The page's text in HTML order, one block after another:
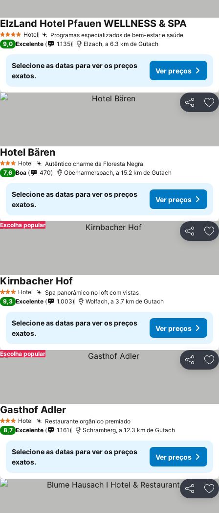
4 EstrelasHotel Programas especializados de bem-estar e saúde
ElzLand Hotel Pfauen WELLNESS & SPA
9,0 Excelente 1.135 Elzach, a 6.3 km de Gutach
Selecione as datas para ver os preços
exatos.
Ver preços
Partilhar
3 EstrelasHotel Autêntico charme da Floresta Negra
Hotel Bären
7,6 Boa 470 Oberharmersbach, a 15.2 km de Gutach
Selecione as datas para ver os preços
exatos.
Ver preços
Partilhar
Escolha popular
3 EstrelasHotel Spa panorâmico no loft com vistas
Kirnbacher Hof
9,3 Excelente 1.003 Wolfach, a 3.7 km de Gutach
Selecione as datas para ver os preços
exatos.
Ver preços
Partilhar
Escolha popular
3 EstrelasHotel Restaurante orgânico premiado
Gasthof Adler
8,7 Excelente 1.161 Schramberg, a 12.3 km de Gutach
Selecione as datas para ver os preços
exatos.
Ver preços
Partilhar